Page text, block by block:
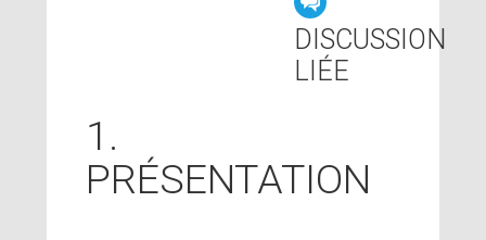
DISCUSSION
LIÉE
1.
PRÉSENTATION